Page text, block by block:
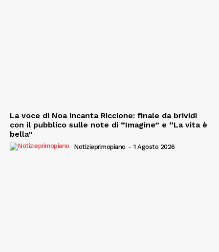
La voce di Noa incanta Riccione: finale da brividi
con il pubblico sulle note di “Imagine” e “La vita è
bella”
Notizieprimopiano - 1 Agosto 2026